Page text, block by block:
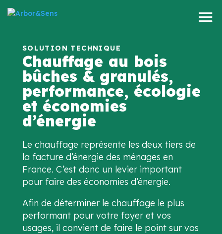
Chauffage au bois
bûches & granulés,
performance, écologie
et économies
d’énergie
Le chauffage représente les deux tiers de
la facture d’énergie des ménages en
France. C’est donc un levier important
pour faire des économies d’énergie.
Afin de déterminer le chauffage le plus
performant pour votre foyer et vos
usages, il convient de faire le point sur vos